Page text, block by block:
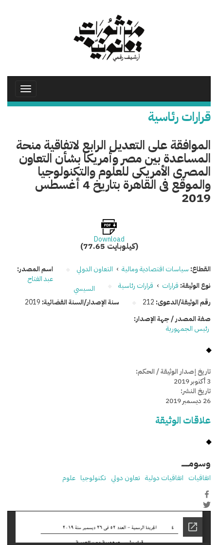
Toggle
قرارات رئاسية
الموافقة على التعديل الرابع لاتفاقية منحة
المساعدة بين مصر وأمريكا بشأن التعاون
المصرى الأمريكى للعلوم والتكنولوجيا
والموقع فى القاهرة بتاريخ 4 أغسطس
2019
Download
(77.65 كيلوبايت)
القطاع: سياسات اقتصادية ومالية › التعاون الدولي
نوع الوثيقة: قرارات › قرارات رئاسية
رقم الوثيقة/الدعوى: 212 سنة الإصدار/السنة القضائية: 2019
اسم المصدر:
عبد الفتاح
السيسي
صفة المصدر / جهة الإصدار:
رئيس الجمهورية
تاريخ إصدار الوثيقة / الحكم:
3 أكتوبر 2019
تاريخ النشر:
26 ديسمبر 2019
علاقات الوثيقة
وسومـــــ
اتفاقيات اتفاقيات دولية تعاون دولي تكنولوجيا علوم